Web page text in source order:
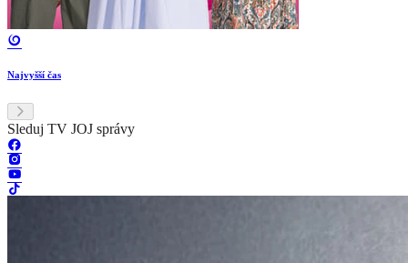
Najvyšší čas
Sleduj TV JOJ správy